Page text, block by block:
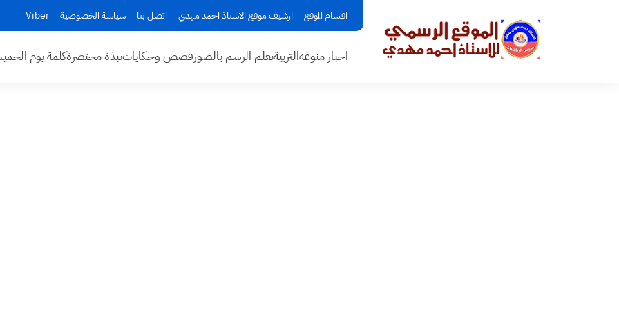
اقسام الموقع ارشيف موقع الاستاذ احمد مهدي اتصل بنا سياسة الخصوصية Viber
اخبار منوعهالتربيةتعلم الرسم بالصورقصص وحكاياتنبذة مختصرةكلمة يوم